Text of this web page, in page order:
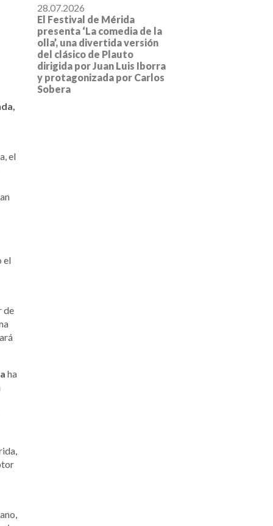
el
el
de
ha
28.07.2026
El Festival de Mérida
presenta ‘La comedia de la
olla’, una divertida versión
del clásico de Plauto
dirigida por Juan Luis Iborra
y protagonizada por Carlos
Sobera